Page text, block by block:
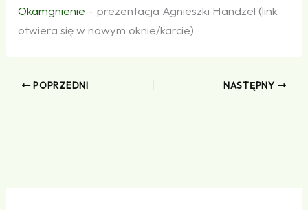
Okamgnienie – prezentacja Agnieszki Handzel (link
otwiera się w nowym oknie/karcie)
POPRZEDNI NASTĘPNY